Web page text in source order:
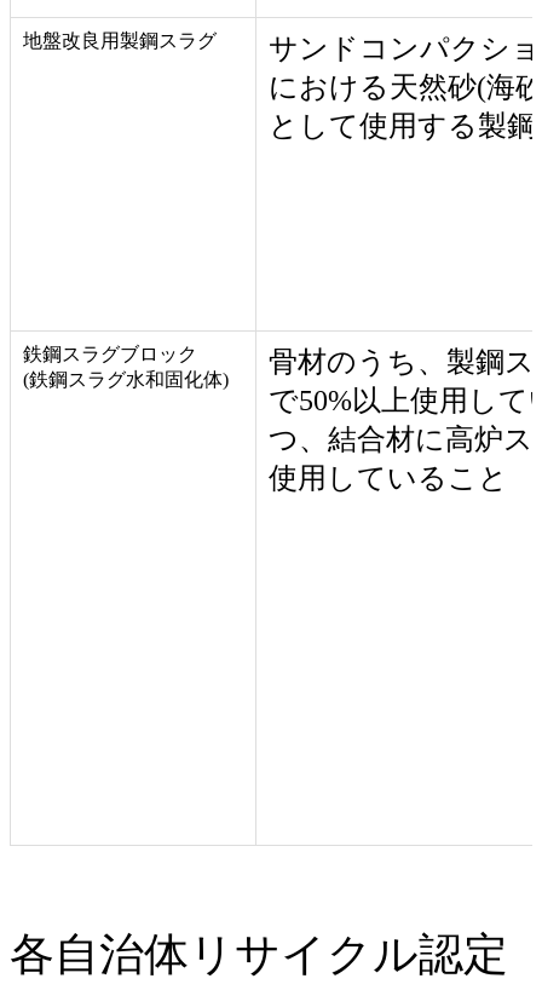
地盤改良用製鋼スラグ
サンドコンパクシ
における天然砂(海
として使用する製
鉄鋼スラグブロック
(鉄鋼スラグ水和固化体)
骨材のうち、製鋼
で50%以上使用し
つ、結合材に高炉
使用していること
各自治体リサイクル認定